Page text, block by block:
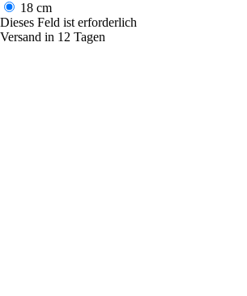
18 cm
Dieses Feld ist erforderlich
Versand in 12 Tagen